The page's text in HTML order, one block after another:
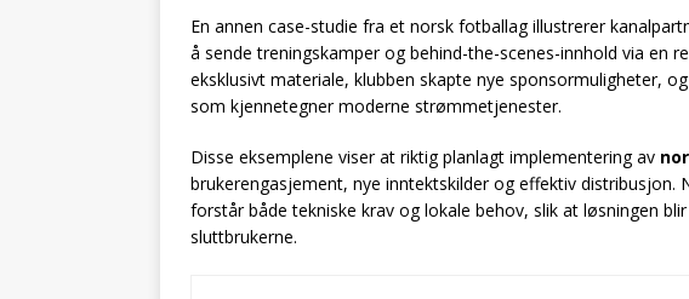
En annen case-studie fra et norsk fotballag illustrerer
å sende treningskamper og behind-the-scenes-innhold via en
eksklusivt materiale, klubben skapte nye sponsormuligheter,
som kjennetegner moderne strømmetjenester.
Disse eksemplene viser at riktig planlagt implementering av
brukerengasjement, nye inntektskilder og effektiv distribusjon.
forstår både tekniske krav og lokale behov, slik at løsningen
sluttbrukerne.